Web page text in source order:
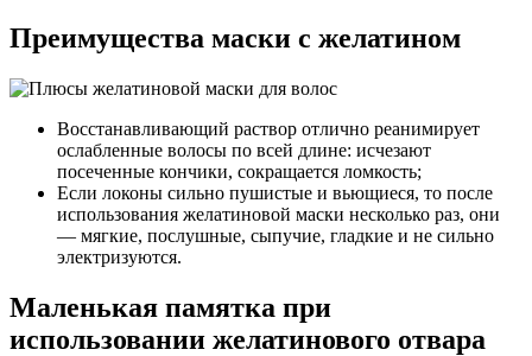
Преимущества маски с желатином
Восстанавливающий раствор отлично реанимирует
ослабленные волосы по всей длине: исчезают
посеченные кончики, сокращается ломкость;
Если локоны сильно пушистые и вьющиеся, то после
использования желатиновой маски несколько раз, они
— мягкие, послушные, сыпучие, гладкие и не сильно
электризуются.
Маленькая памятка при
использовании желатинового отвара